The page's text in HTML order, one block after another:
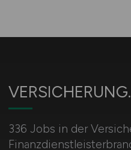
336 Jobs in der